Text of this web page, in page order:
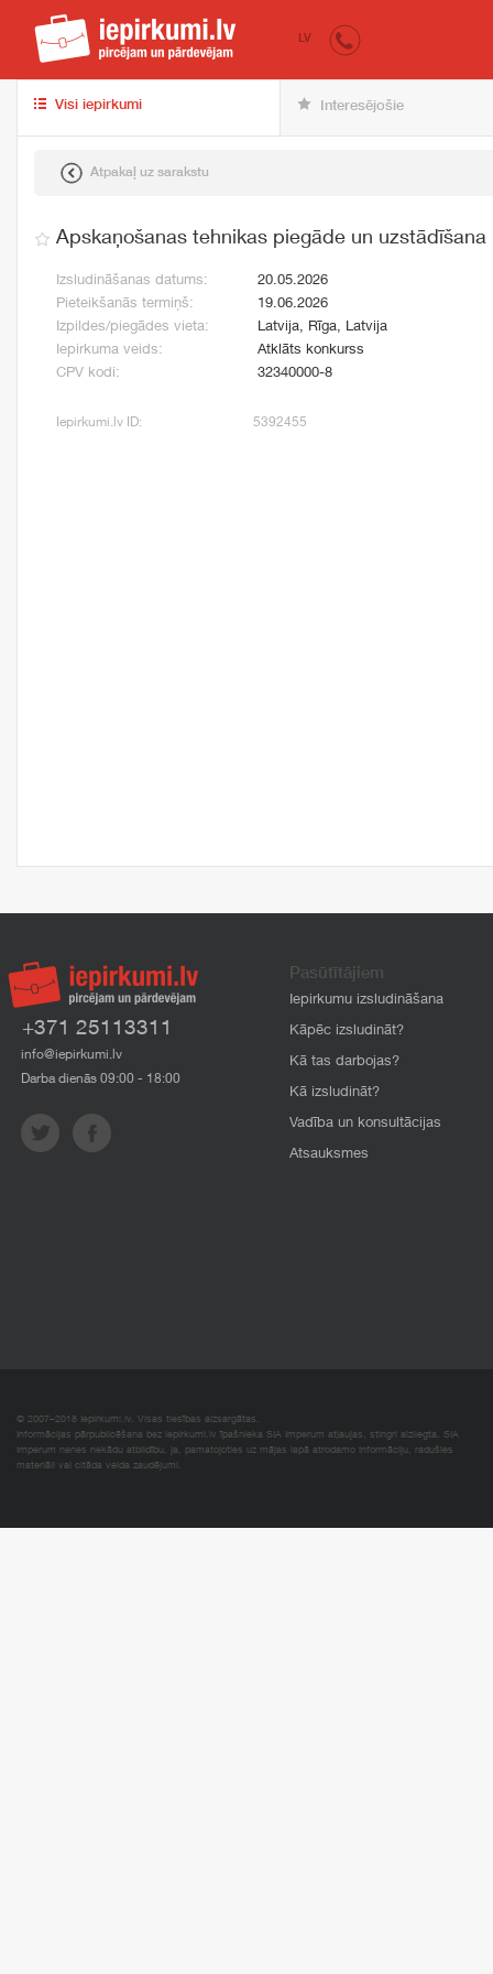
iepirkumi.lv
LV
Visi iepirkumi Interesējošie
Atpakaļ uz sarakstu
Apskaņošanas tehnikas piegāde un uzstādīšana
Izsludināšanas datums:
20.05.2026
Pieteikšanās termiņš:
19.06.2026
Izpildes/piegādes vieta:
Latvija, Rīga, Latvija
Iepirkuma veids:
Atklāts konkurss
CPV kodi:
32340000-8
Iepirkumi.lv ID: 5392455
+371 25113311
info@iepirkumi.lv
Darba dienās 09:00 - 18:00
Pasūtītājiem
Iepirkumu izsludināšana
Kāpēc izsludināt?
Kā tas darbojas?
Kā izsludināt?
Vadība un konsultācijas
Atsauksmes
© 2007–2018 Iepirkumi.lv. Visas tiesības aizsargātas.
Informācijas pārpublicēšana bez iepirkumi.lv īpašnieka SIA Imperum atļaujas, stingri aizliegta. SIA
Imperum nenes nekādu atbildību, ja, pamatojoties uz mājas lapā atrodamo informāciju, radušies
materiāli vai citāda veida zaudējumi.